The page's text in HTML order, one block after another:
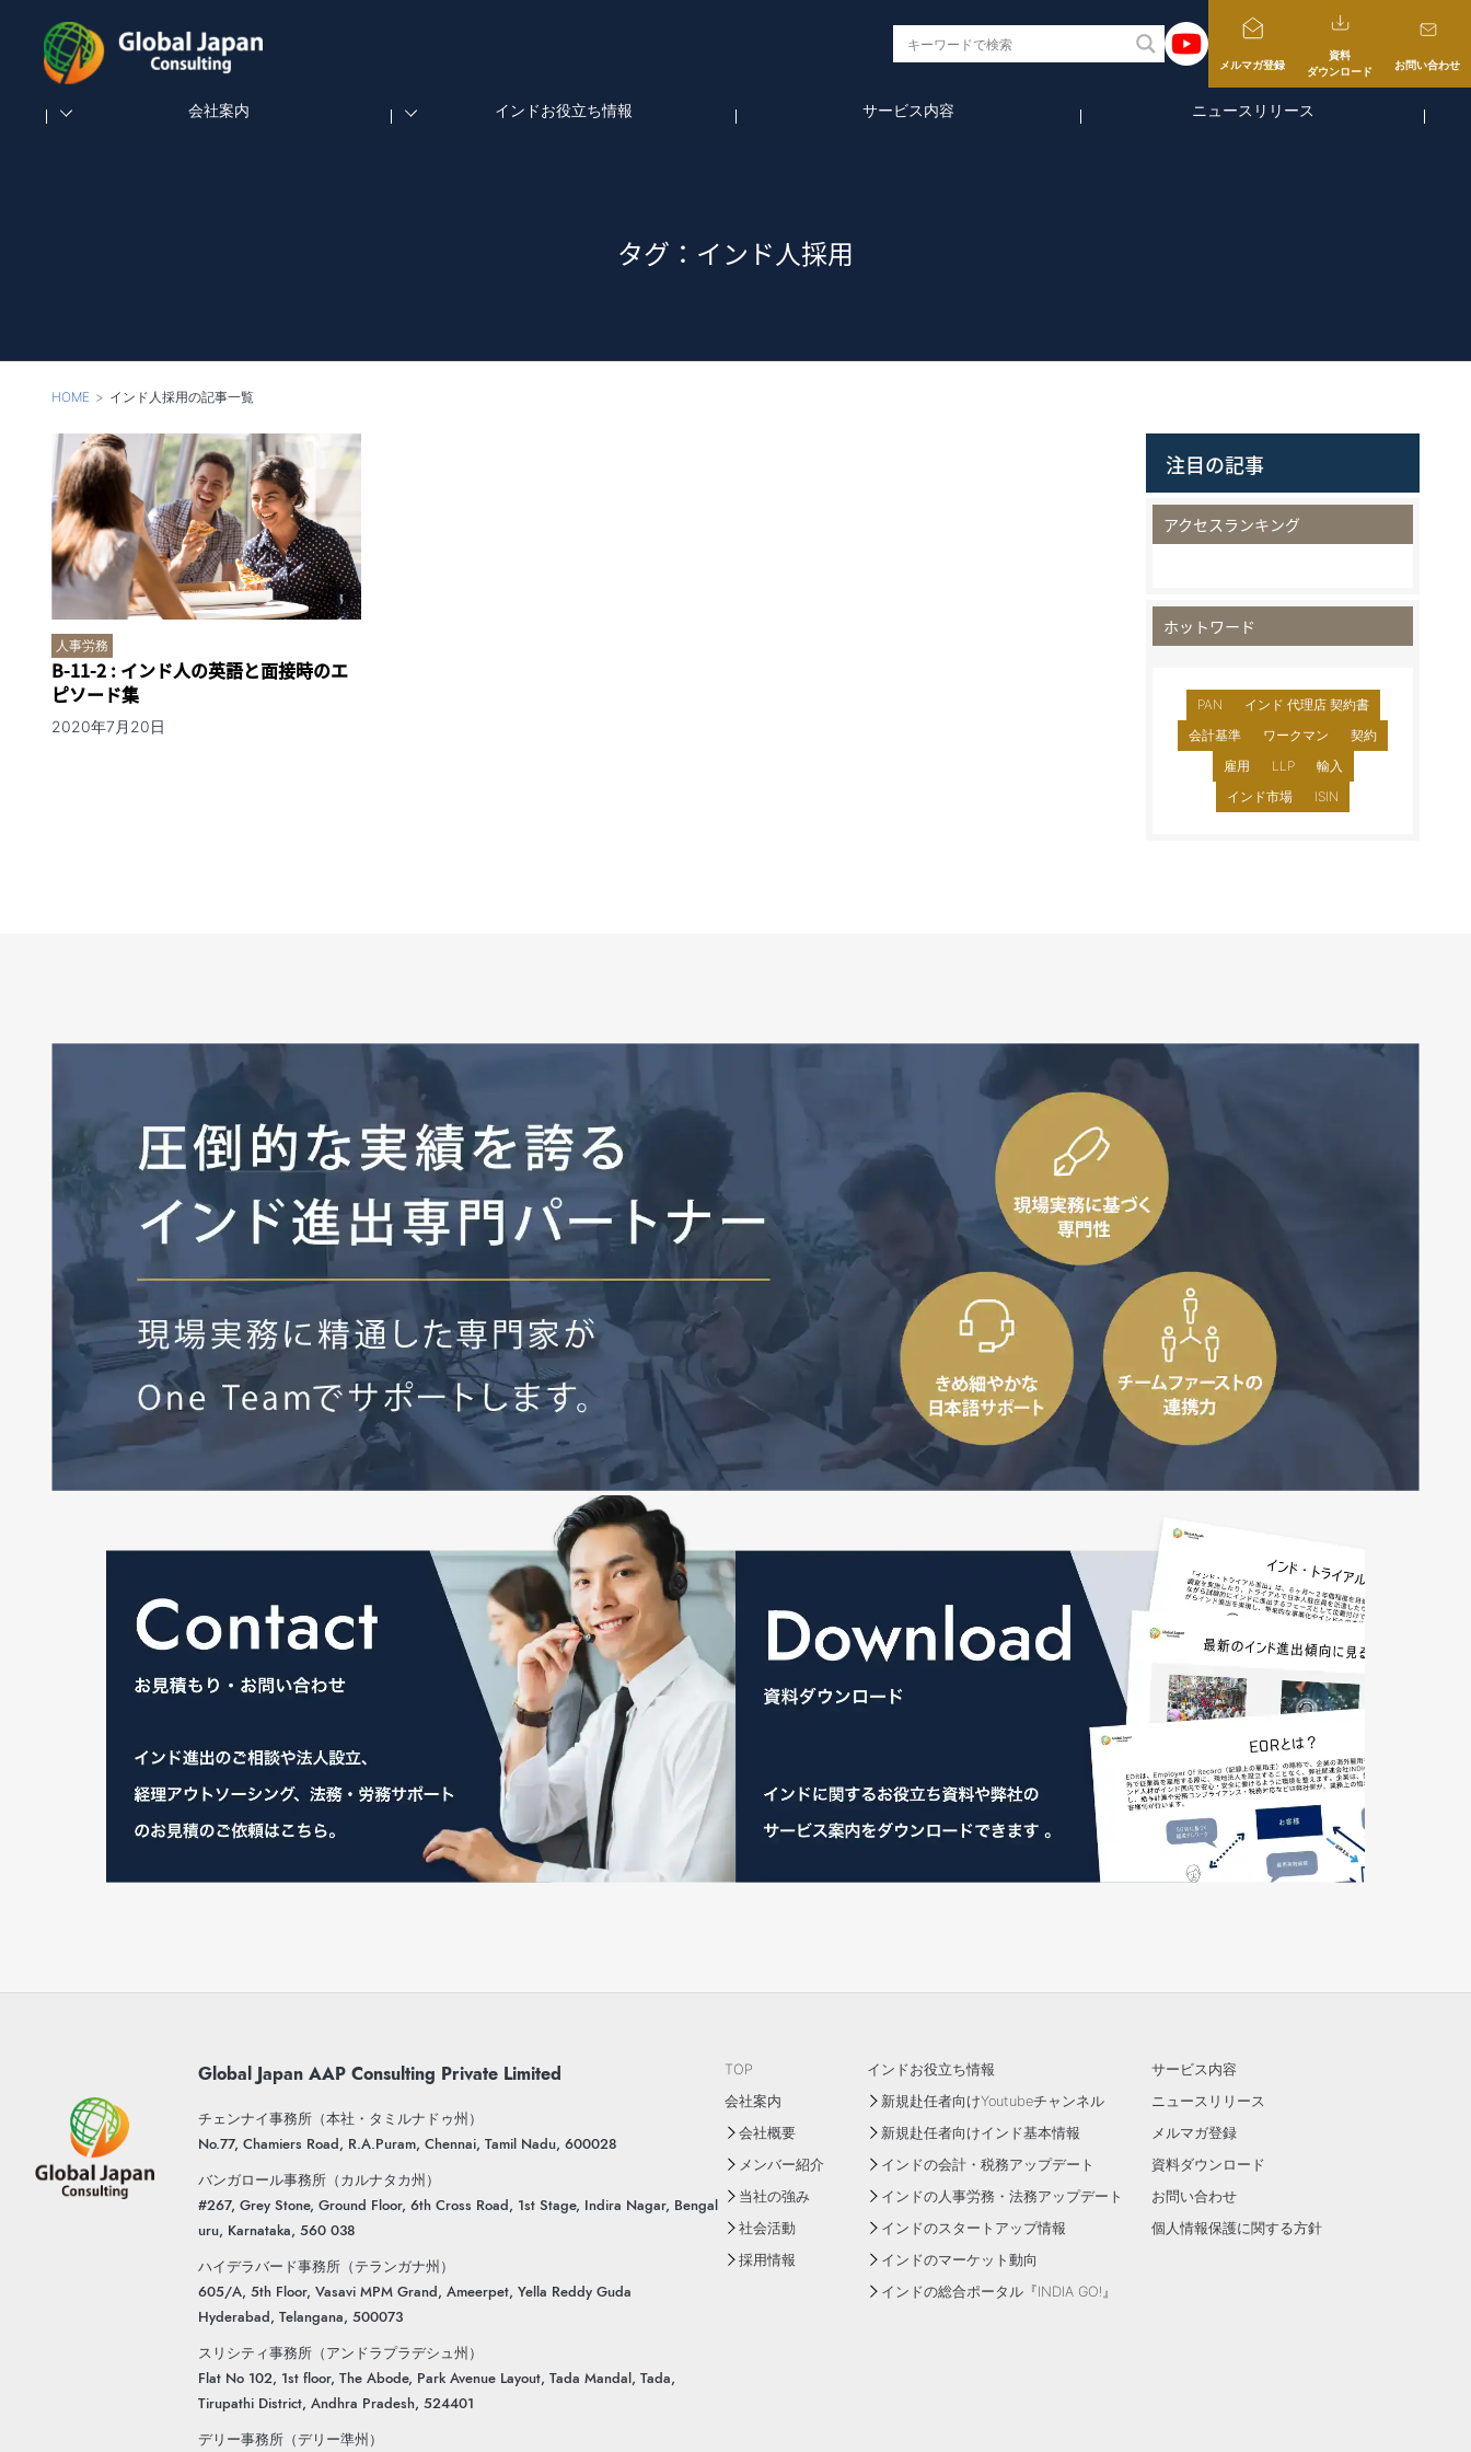
メルマガ登録
資料
ダウンロード
お問い合わせ
会社案内 インドお役立ち情報 サービス内容 ニュースリリース
タグ：インド人採用
HOME インド人採用の記事一覧
人事労務
B-11-2 : インド人の英語と面接時のエ
ピソード集
2020年7月20日
注目の記事
アクセスランキング
ホットワード
PAN
インド 代理店 契約書
会計基準
ワークマン
契約
雇用
LLP
輸入
インド市場
ISIN
Global Japan AAP Consulting Private Limited
チェンナイ事務所（本社・タミルナドゥ州）
No.77, Chamiers Road, R.A.Puram, Chennai, Tamil Nadu, 600028
バンガロール事務所（カルナタカ州）
#267, Grey Stone, Ground Floor, 6th Cross Road, 1st Stage, Indira Nagar, Bengal
uru, Karnataka, 560 038
ハイデラバード事務所（テランガナ州）
605/A, 5th Floor, Vasavi MPM Grand, Ameerpet, Yella Reddy Guda
Hyderabad, Telangana, 500073
スリシティ事務所（アンドラプラデシュ州）
Flat No 102, 1st floor, The Abode, Park Avenue Layout, Tada Mandal, Tada,
Tirupathi District, Andhra Pradesh, 524401
デリー事務所（デリー準州）
TOP
会社案内
会社概要
メンバー紹介
当社の強み
社会活動
採用情報
インドお役立ち情報
新規赴任者向けYoutubeチャンネル
新規赴任者向けインド基本情報
インドの会計・税務アップデート
インドの人事労務・法務アップデート
インドのスタートアップ情報
インドのマーケット動向
インドの総合ポータル『INDIA GO!』
サービス内容
ニュースリリース
メルマガ登録
資料ダウンロード
お問い合わせ
個人情報保護に関する方針